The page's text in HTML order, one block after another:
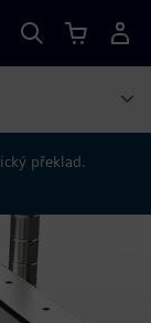
překlad.